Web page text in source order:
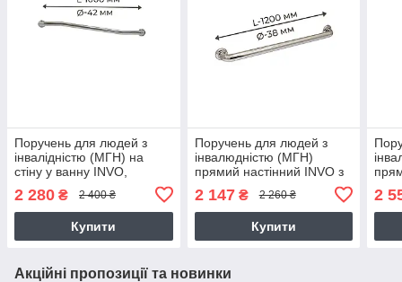
Поручень для людей з
інвалідністю (МГН) на
стіну у ванну INVO,
ламана, розмір 1000 мм,
D труби - 42 мм
2 280 ₴ 2 400 ₴
Купити
Поручень для людей з
інвалюдністю (МГН)
прямий настінний INVO з
нержавіючої сталі, L- 1200
мм, D труби - 38 мм
2 147₴ 2 260 ₴
Купити
мм,
2
Акційні пропозиції та новинки